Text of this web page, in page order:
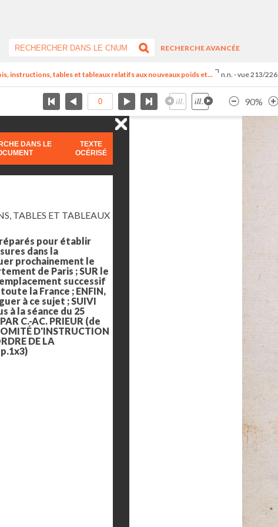
RECHERCHE AVANCÉE
instructions, tables et tableaux relatifs aux nouveaux poids et... n.n. - vue 213/226
90%
DANS LE
TEXTE
OCÉRISÉ
TABLES ET TABLEAUX
pour établir
dans la
prochainement le
de Paris ; SUR le
successif
la France ; ENFIN,
à ce sujet ; SUIVI
à la séance du 25
C.-AC. PRIEUR (de
D'INSTRUCTION
DE LA